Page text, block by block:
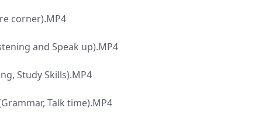
corner).MP4
and Speak up).MP4
Study Skills).MP4
Talk time).MP4